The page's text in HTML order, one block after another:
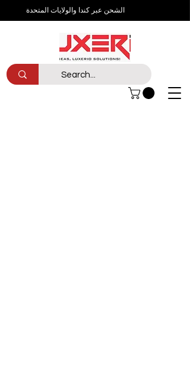
الشحن عبر كندا والولايات المتحدة